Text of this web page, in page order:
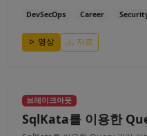
DevSecOps Career
영상 자료
브레이크아웃
SqlKata를 이용한